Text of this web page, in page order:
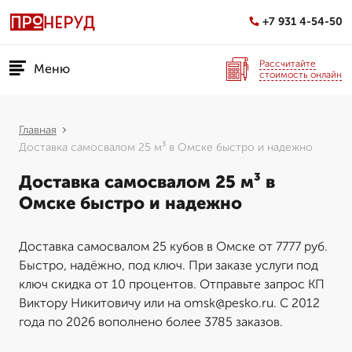
+7 931 4-54-50
Меню
Рассчитайте
стоимость онлайн
Главная
Доставка самосвалом 25 м³ в Омске быстро и надежно
Доставка самосвалом 25 м³ в
Омске быстро и надежно
Доставка самосвалом 25 кубов в Омске от 7777 руб.
Быстро, надёжно, под ключ. При заказе услуги под
ключ скидка от 10 процентов. Отправьте запрос КП
Виктору Никитовичу или на omsk@pesko.ru. С 2012
года по 2026 вополнено более 3785 заказов.